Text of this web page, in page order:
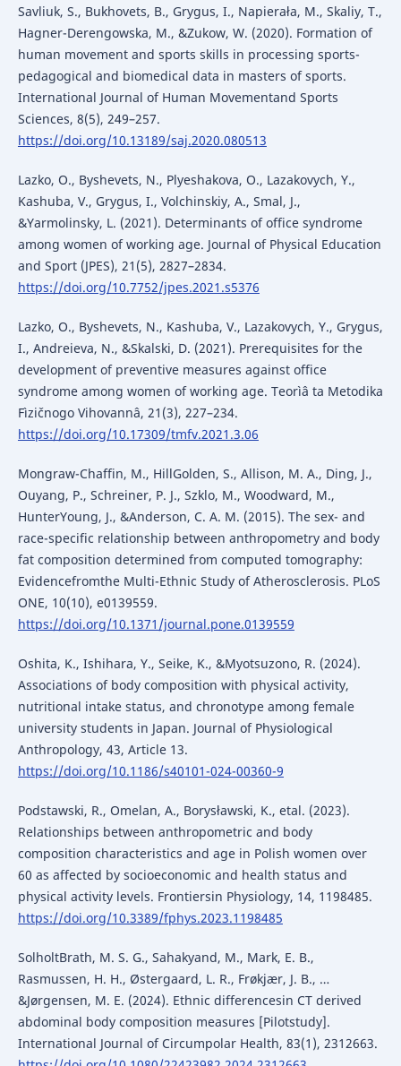
Savliuk, S., Bukhovets, B., Grygus, I., Napierała, M., Skaliy, T.,
Hagner-Derengowska, M., &Zukow, W. (2020). Formation of
human movement and sports skills in processing sports-
pedagogical and biomedical data in masters of sports.
International Journal of Human Movementand Sports
Sciences, 8(5), 249–257.
https://doi.org/10.13189/saj.2020.080513
Lazko, O., Byshevets, N., Plyeshakova, O., Lazakovych, Y.,
Kashuba, V., Grygus, I., Volchinskiy, A., Smal, J.,
&Yarmolinsky, L. (2021). Determinants of office syndrome
among women of working age. Journal of Physical Education
and Sport (JPES), 21(5), 2827–2834.
https://doi.org/10.7752/jpes.2021.s5376
Lazko, O., Byshevets, N., Kashuba, V., Lazakovych, Y., Grygus,
I., Andreieva, N., &Skalski, D. (2021). Prerequisites for the
development of preventive measures against office
syndrome among women of working age. Teorìâ ta Metodika
Fìzičnogo Vihovannâ, 21(3), 227–234.
https://doi.org/10.17309/tmfv.2021.3.06
Mongraw-Chaffin, M., HillGolden, S., Allison, M. A., Ding, J.,
Ouyang, P., Schreiner, P. J., Szklo, M., Woodward, M.,
HunterYoung, J., &Anderson, C. A. M. (2015). The sex- and
race-specific relationship between anthropometry and body
fat composition determined from computed tomography:
Evidencefromthe Multi-Ethnic Study of Atherosclerosis. PLoS
ONE, 10(10), e0139559.
https://doi.org/10.1371/journal.pone.0139559
Oshita, K., Ishihara, Y., Seike, K., &Myotsuzono, R. (2024).
Associations of body composition with physical activity,
nutritional intake status, and chronotype among female
university students in Japan. Journal of Physiological
Anthropology, 43, Article 13.
https://doi.org/10.1186/s40101-024-00360-9
Podstawski, R., Omelan, A., Borysławski, K., etal. (2023).
Relationships between anthropometric and body
composition characteristics and age in Polish women over
60 as affected by socioeconomic and health status and
physical activity levels. Frontiersin Physiology, 14, 1198485.
https://doi.org/10.3389/fphys.2023.1198485
SolholtBrath, M. S. G., Sahakyand, M., Mark, E. B.,
Rasmussen, H. H., Østergaard, L. R., Frøkjær, J. B., …
&Jørgensen, M. E. (2024). Ethnic differencesin CT derived
abdominal body composition measures [Pilotstudy].
International Journal of Circumpolar Health, 83(1), 2312663.